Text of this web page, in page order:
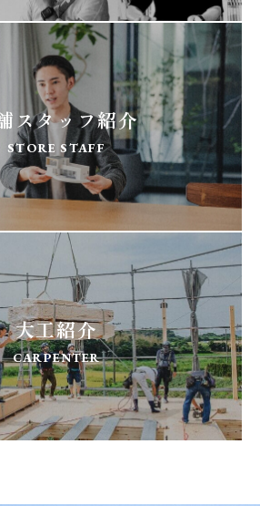
スタッフ紹介
STORE STAFF
大工紹介
CARPENTER